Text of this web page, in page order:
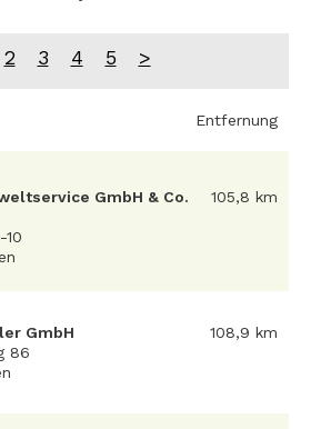
2 3 4 5 >
Entfernung
GmbH & Co.
10
105,8 km
GmbH
86
108,9 km